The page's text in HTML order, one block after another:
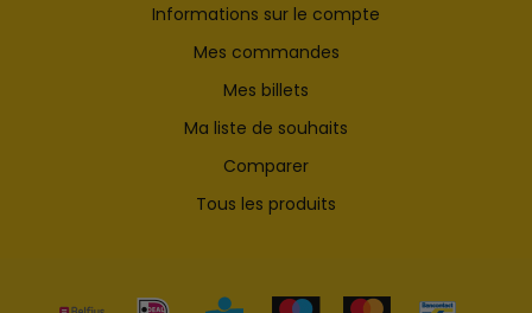
Informations sur le compte
Mes commandes
Mes billets
Ma liste de souhaits
Comparer
Tous les produits